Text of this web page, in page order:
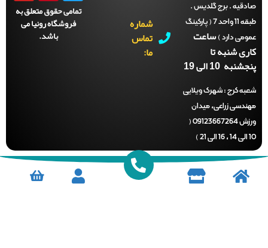
. برج گلدیس .
طبقه 11 واحد 7 ( پارکینگ
دارد )ساعت
شنبه تا
10 الی 19
کرج :شهرک ویلایی
زراعی، میدان
ورزش 09123667264 (
شماره
تماس
تمامی حقوق متعلق به
فروشگاه رونیا می
باشد.